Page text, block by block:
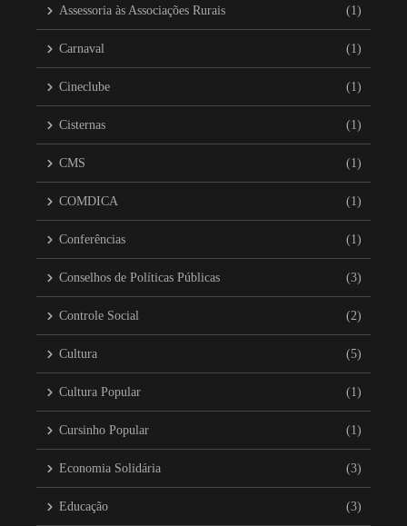
Assessoria às Associações Rurais (1)
Carnaval (1)
Cineclube (1)
Cisternas (1)
CMS (1)
COMDICA (1)
Conferências (1)
Conselhos de Políticas Públicas (3)
Controle Social (2)
Cultura (5)
Cultura Popular (1)
Cursinho Popular (1)
Economia Solidária (3)
Educação (3)